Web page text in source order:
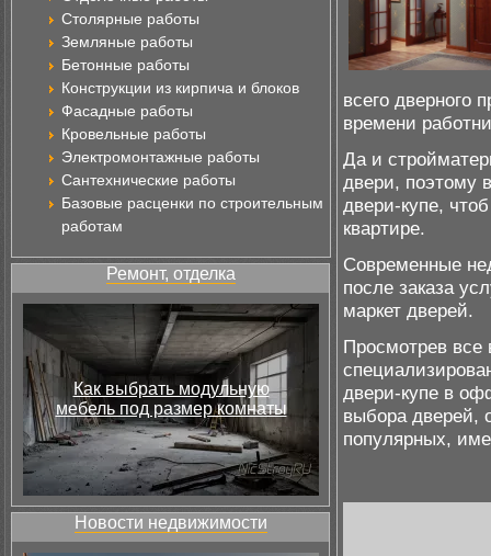
Столярные работы
Земляные работы
Бетонные работы
Конструкции из кирпича и блоков
Фасадные работы
Кровельные работы
Электромонтажные работы
Сантехнические работы
Базовые расценки по строительным
работам
Ремонт, отделка
Как выбрать модульную
мебель под размер комнаты
Новости недвижимости
всего дверного
времени
Да и
двери, поэтому
двери-купе,
квартире.
Современные
после заказа
маркет дверей.
Просмотрев все
двери-купе в
выбора дверей,
популярных,